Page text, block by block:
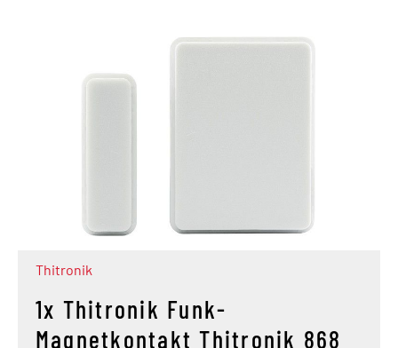
Bildergalerie überspringen
Thitronik
1x Thitronik Funk-
Magnetkontakt Thitronik 868